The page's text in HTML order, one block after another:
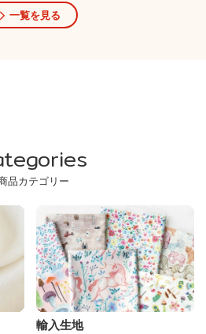
一覧を見る
品カテゴリー
輸入生地